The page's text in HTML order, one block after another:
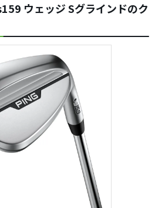
ウェッジ Sグラインドのク